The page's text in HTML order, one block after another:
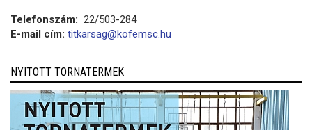
Telefonszám: 22/503-284
E-mail cím: titkarsag@kofemsc.hu
NYITOTT TORNATERMEK